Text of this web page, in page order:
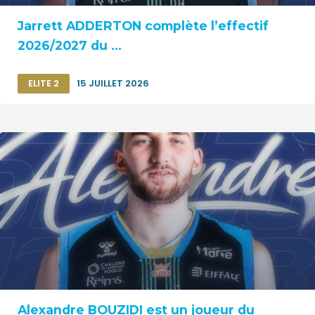
Jarrett ADDERTON complète l’effectif
2026/2027 du ...
ELITE 2 15 JUILLET 2026
Alexandre BOUZIDI est un joueur du